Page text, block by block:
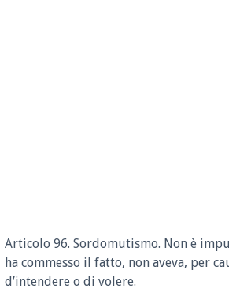
Articolo 96. Sordomutismo. Non è
ha commesso il fatto, non aveva, per
d’intendere o di volere.